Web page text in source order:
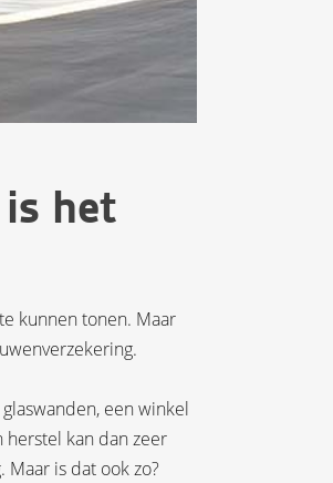
het
kunnen tonen. Maar
een winkel
herstel kan dan zeer
is dat ook zo?